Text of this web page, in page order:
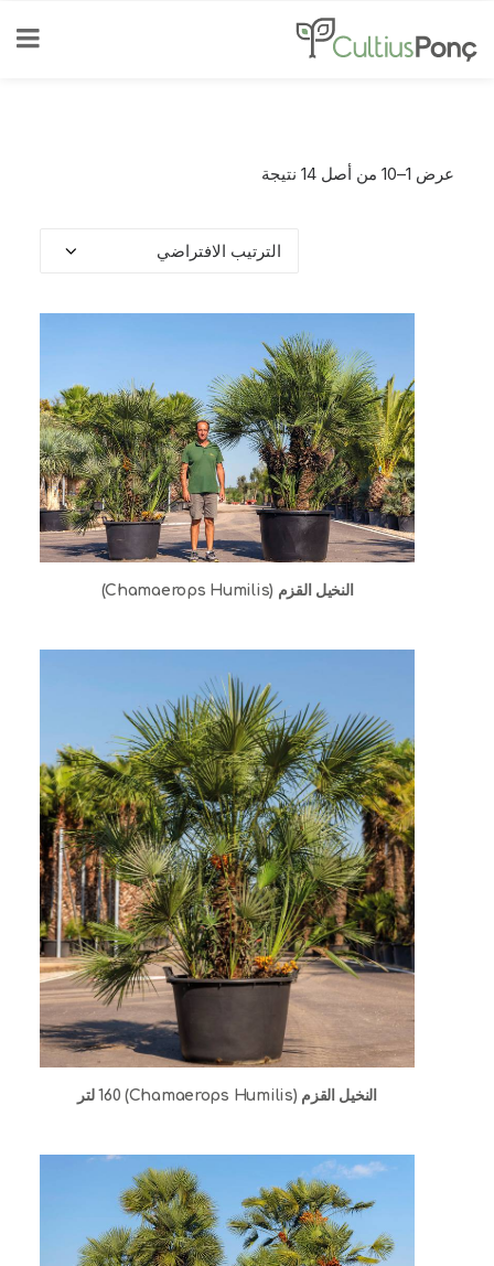
عرض 1–10 من أصل 14 نتيجة
النخيل القزم (Chamaerops Humilis)
النخيل القزم (Chamaerops Humilis) 160 لتر